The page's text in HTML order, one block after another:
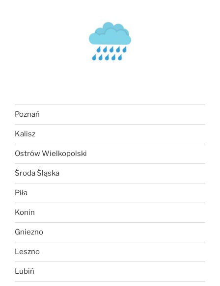
Poznań
Kalisz
Ostrów Wielkopolski
Środa Śląska
Piła
Konin
Gniezno
Leszno
Lubiń